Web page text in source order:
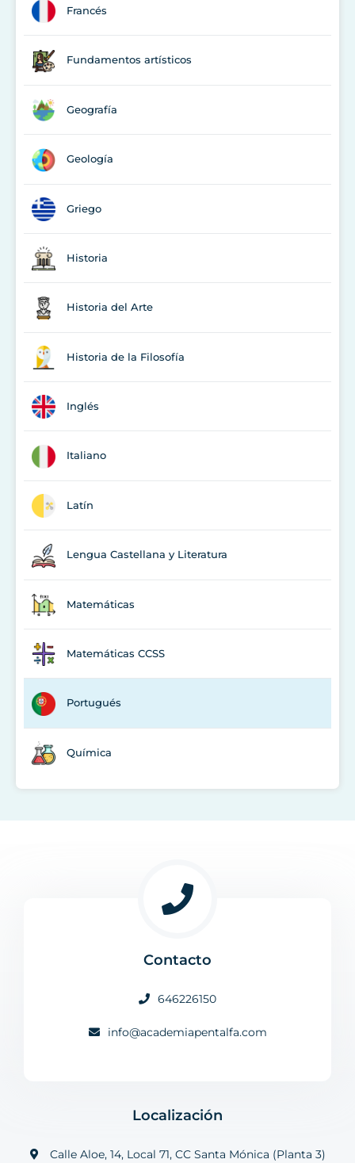
Francés
Fundamentos artísticos
Geografía
Geología
Griego
Historia
Historia del Arte
Historia de la Filosofía
Inglés
Italiano
Latín
Lengua Castellana y Literatura
Matemáticas
Matemáticas CCSS
Portugués
Química
Contacto
646226150
info@academiapentalfa.com
Localización
Calle Aloe, 14, Local 71, CC Santa Mónica (Planta 3)